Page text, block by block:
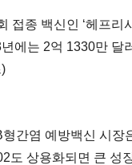
종 백신인 ‘헤프
에는 2억 1330만
간염 예방백신 시장
도 상용화되면 큰 성